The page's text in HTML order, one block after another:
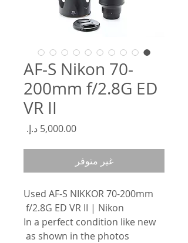
AF-S Nikon 70-
200mm f/2.8G ED
VR II
غير متوفر
Used AF-S NIKKOR 70-200mm
f/2.8G ED VR II | Nikon
In a perfect condition like new
as shown in the photos